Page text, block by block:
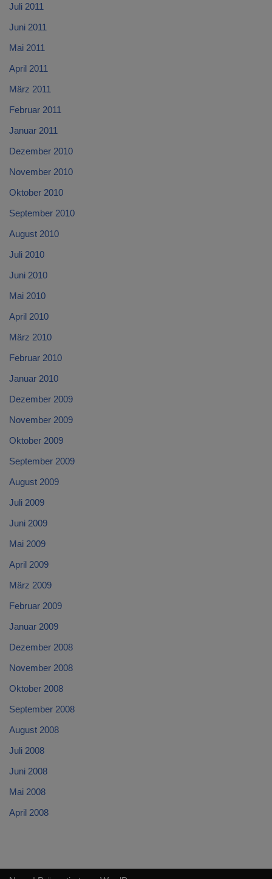
Juli 2011
Juni 2011
Mai 2011
April 2011
März 2011
Februar 2011
Januar 2011
Dezember 2010
November 2010
Oktober 2010
September 2010
August 2010
Juli 2010
Juni 2010
Mai 2010
April 2010
März 2010
Februar 2010
Januar 2010
Dezember 2009
November 2009
Oktober 2009
September 2009
August 2009
Juli 2009
Juni 2009
Mai 2009
April 2009
März 2009
Februar 2009
Januar 2009
Dezember 2008
November 2008
Oktober 2008
September 2008
August 2008
Juli 2008
Juni 2008
Mai 2008
April 2008